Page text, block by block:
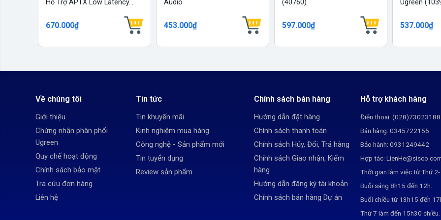
Hỗ Trợ APTX Low Latency...
670.000₫
Audio
453.000₫
(40760)
597.000₫
Ugreen
537.000₫
Về chúng tôi
Giới thiệu
Chứng nhận phân phối
Ugreen
Quy chế hoạt động
Chính sách bảo mật
Tra cứu đơn hàng
Liên hệ
Tin tức
Tin khuyến mãi
Kinh nghiệm mua hàng
Công nghệ - Sản phẩm mới
Tin tuyển dụng
Review sản phẩm
Chính sách bán hàng
Hướng dẫn đặt hàng
Chính sách thanh toán
Chính sách Hủy, Đổi, Trả hàng
Chính sách Giao nhận, Kiểm
hàng
Hướng dẫn đăng ký tài khoản
Chính sách bán hàng Dự án
Hỗ trợ khách hàng
Điện thoai: (028)73023188
Bán hàng: 0345722155
Bảo hành: 0931249442
Hợp tác:
Thời gian làm việc từ Thứ
Buổi sáng 8h15 đến 12h.
Buổi chiều từ 13h15 đến
Thứ 7 làm đến 15h30 chiều.